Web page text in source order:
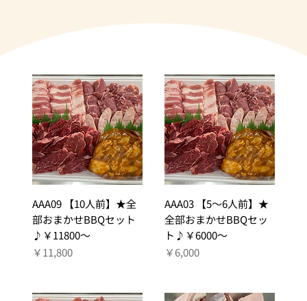
AAA09 【10人前】★全
部おまかせBBQセット
♪￥11800～
価格
￥11,800
AAA03 【5～6人前】★
全部おまかせBBQセッ
ト♪￥6000～
価格
￥6,000